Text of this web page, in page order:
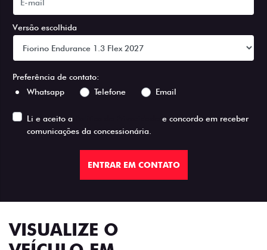
Versão escolhida
Preferência de contato:
Whatsapp
Telefone Email
Li e aceito a
e concordo em receber
comunicações da concessionária.
ENTRAR EM CONTATO
VISUALIZE O